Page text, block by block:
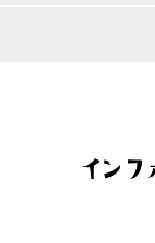
こども広場